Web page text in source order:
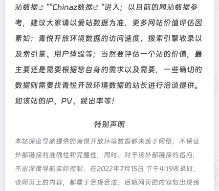
站数据
""Chinaz数据
"进入；以目前的网站数据参
考，建议大家请以爱站数据为准，更多网站价值评估因
素如：青悦开放环境数据的访问速度、搜索引擎收录以
及索引量、用户体验等；当然要评估一个站的价值，最
主要还是需要根据您自身的需求以及需要，一些确切的
数据则需要找青悦开放环境数据的站长进行洽谈提供。
如该站的IP、PV、跳出率等！
特别声明
本站深度导航提供的青悦开放环境数据都来源于网络，不保证
外部链接的准确性和完整性，同时，对于该外部链接的指向，
不由深度导航实际控制，在2022年7月15日 下午4:19收录时，
该网页上的内容，都属于合规合法，后期网页的内容如出现违